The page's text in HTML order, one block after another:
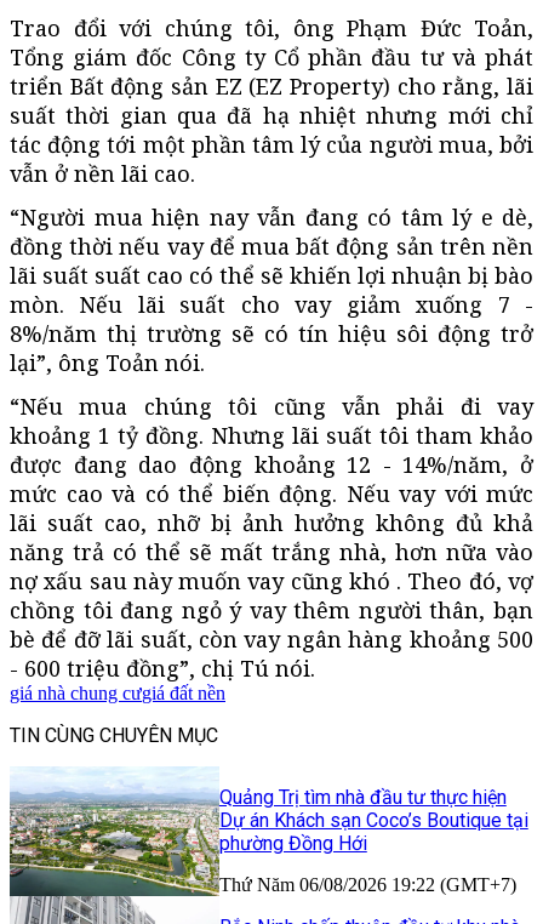
Trao đổi với chúng tôi, ông Phạm Đức Toản,
Tổng giám đốc Công ty Cổ phần đầu tư và phát
triển Bất động sản EZ (EZ Property) cho rằng, lãi
suất thời gian qua đã hạ nhiệt nhưng mới chỉ
tác động tới một phần tâm lý của người mua, bởi
vẫn ở nền lãi cao.
“Người mua hiện nay vẫn đang có tâm lý e dè,
đồng thời nếu vay để mua bất động sản trên nền
lãi suất suất cao có thể sẽ khiến lợi nhuận bị bào
mòn. Nếu lãi suất cho vay giảm xuống 7 -
8%/năm thị trường sẽ có tín hiệu sôi động trở
lại”, ông Toản nói.
“Nếu mua chúng tôi cũng vẫn phải đi vay
khoảng 1 tỷ đồng. Nhưng lãi suất tôi tham khảo
được đang dao động khoảng 12 - 14%/năm, ở
mức cao và có thể biến động. Nếu vay với mức
lãi suất cao, nhỡ bị ảnh hưởng không đủ khả
năng trả có thể sẽ mất trắng nhà, hơn nữa vào
nợ xấu sau này muốn vay cũng khó . Theo đó, vợ
chồng tôi đang ngỏ ý vay thêm người thân, bạn
bè để đỡ lãi suất, còn vay ngân hàng khoảng 500
- 600 triệu đồng”, chị Tú nói.
giá nhà chung cưgiá đất nền
TIN CÙNG CHUYÊN MỤC
Quảng Trị tìm nhà đầu tư thực hiện
Dự án Khách sạn Coco’s Boutique tại
phường Đồng Hới
Thứ Năm 06/08/2026 19:22 (GMT+7)